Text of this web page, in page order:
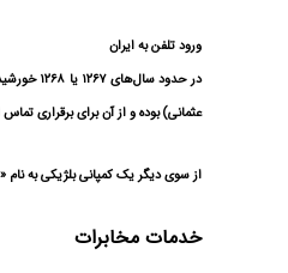
ورود تلفن به ایران
عثمانی) بوده و از آن برای برقراری
از سوی دیگر یک کمپانی بلژیکی به نام «شرکت خط آهن
خدمات مخابرات